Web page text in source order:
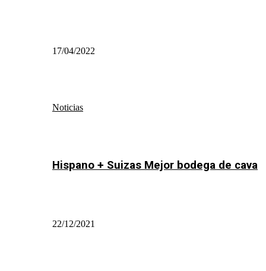
17/04/2022
Noticias
Hispano + Suizas Mejor bodega de cava
22/12/2021